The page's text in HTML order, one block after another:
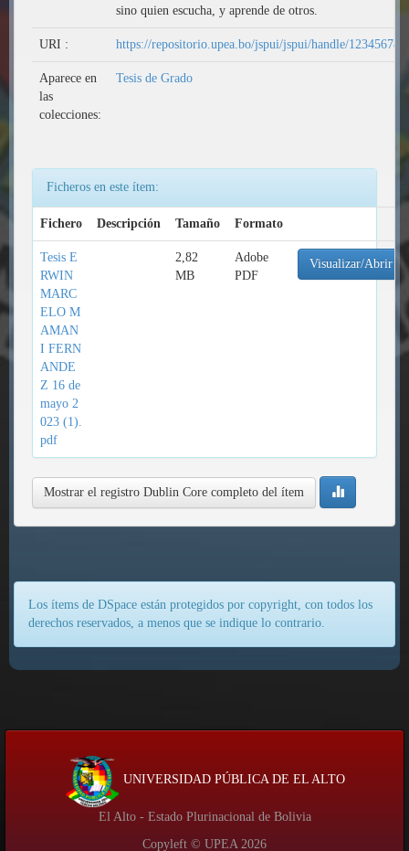
sino quien escucha, y aprende de otros.
URI : https://repositorio.upea.bo/jspui/jspui/handle/
Aparece en
las
colecciones:
Tesis de Grado
Ficheros en este ítem:
Fichero Descripción Tamaño Formato
Tesis E
RWIN
MARC
ELO M
AMAN
I FERN
ANDE
Z 16 de
mayo 2
023 (1).
pdf
2,82
MB
Adobe
PDF
Visualizar/Abrir
Mostrar el registro Dublin Core completo del ítem
Los ítems de DSpace están protegidos por copyright, con todos los
derechos reservados, a menos que se indique lo contrario.
UNIVERSIDAD PÚBLICA DE EL ALTO
El Alto - Estado Plurinacional de Bolivia
Copyleft © UPEA 2026